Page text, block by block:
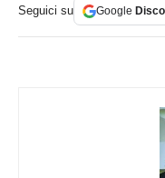
Seguici su Google